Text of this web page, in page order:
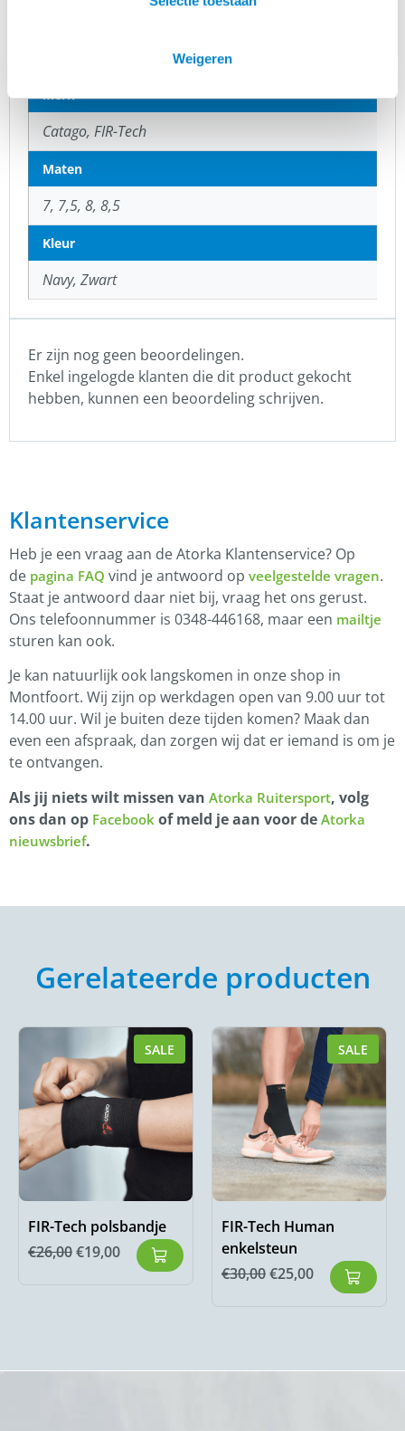
Weigeren
inmiddels beroemdeFIR-Techcollectie voor paard
Merk
Catago, FIR-Tech
Maten
7, 7,5, 8, 8,5
Kleur
Navy, Zwart
Er zijn nog geen beoordelingen.
Enkel ingelogde klanten die dit product gekocht
hebben, kunnen een beoordeling schrijven.
Klantenservice
Heb je een vraag aan de Atorka Klantenservice? Op
de pagina FAQ vind je antwoord op veelgestelde vragen.
Staat je antwoord daar niet bij, vraag het ons gerust.
Ons telefoonnummer is 0348-446168, maar een mailtje
sturen kan ook.
Je kan natuurlijk ook langskomen in onze shop in
Montfoort. Wij zijn op werkdagen open van 9.00 uur tot
14.00 uur. Wil je buiten deze tijden komen? Maak dan
even een afspraak, dan zorgen wij dat er iemand is om je
te ontvangen.
Als jij niets wilt missen van Atorka Ruitersport, volg
ons dan op Facebook of meld je aan voor de Atorka
nieuwsbrief.
Gerelateerde producten
SALE
FIR-Tech polsbandje
€26,00€19,00
SALE
FIR-Tech Human
enkelsteun
€30,00€25,00